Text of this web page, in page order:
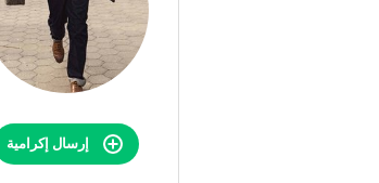
إرسال إكرامية